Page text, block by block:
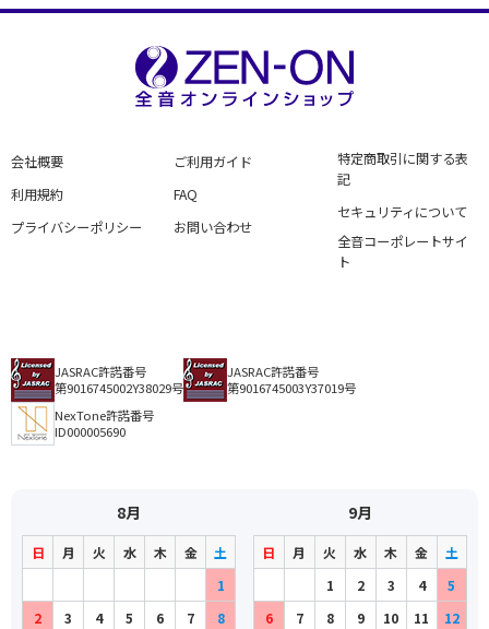
会社概要
利用規約
プライバシーポリシー
ご利用ガイド
FAQ
お問い合わせ
特定商取引に関する表
記
セキュリティについて
全音コーポレートサイ
ト
JASRAC許諾番号
第9016745002Y38029号
JASRAC許諾番号
第9016745003Y37019号
NexTone許諾番号
ID000005690
8月
日 月 火 水 木 金
土
1
2
3 4 5 6 7 8
9月
日 月 火 水 木 金
土
1
2 3 4
5
6
7 8 9 10 11 12